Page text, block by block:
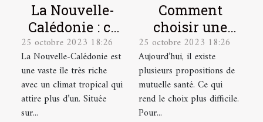
La Nouvelle-
Calédonie : ce
qu’il faut
comprendre !
25 octobre 2023 18:26
La Nouvelle-Calédonie est
une vaste île très riche
avec un climat tropical qui
attire plus d’un. Située
sur...
Comment
choisir une
mutuelle santé
pour une
personne
âgée ?
25 octobre 2023 18:26
Aujourd’hui, il existe
plusieurs propositions de
mutuelle santé. Ce qui
rend le choix plus difficile.
Pour...